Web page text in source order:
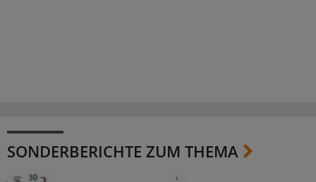
SONDERBERICHTE ZUM THEMA